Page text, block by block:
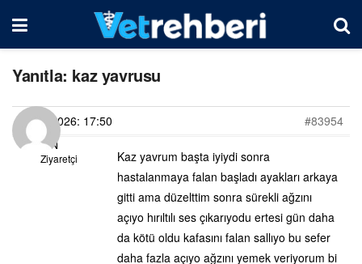
Yanıtla: kaz yavrusu
15/06/2026: 17:50
#83954
N
Ziyaretçi
Kaz yavrum başta iyiydi sonra
hastalanmaya falan başladı ayakları arkaya
gitti ama düzelttim sonra sürekli ağzını
açıyo hırıltılı ses çıkarıyodu ertesi gün daha
da kötü oldu kafasını falan sallıyo bu sefer
daha fazla açıyo ağzını yemek veriyorum bi